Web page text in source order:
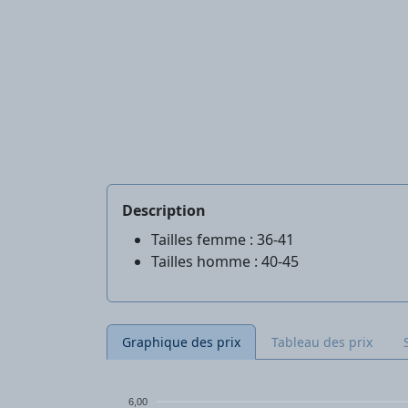
Description
Tailles femme : 36-41
Tailles homme : 40-45
Graphique des prix Tableau des prix
6,00